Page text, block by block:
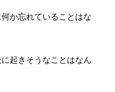
か忘れていることはな
起きそうなことはなん